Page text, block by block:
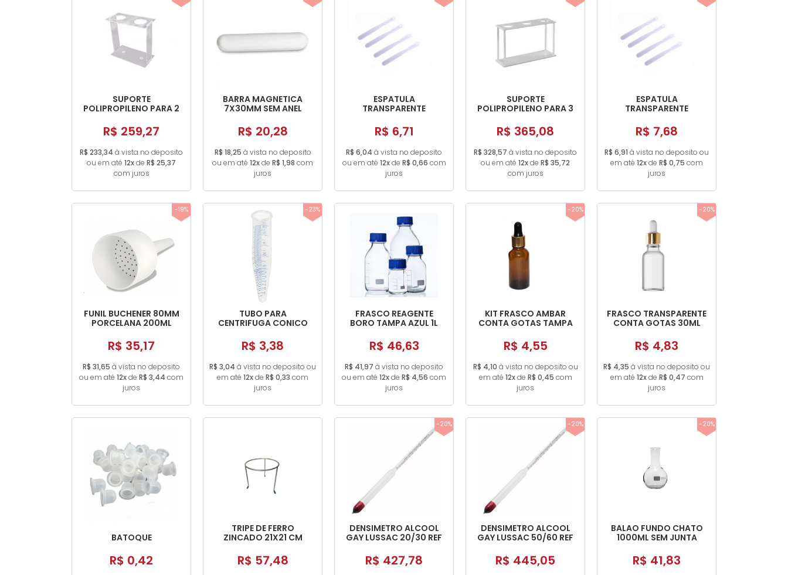
SUPORTE
POLIPROPILENO PARA 2
R$ 259,27
R$ 233,34 à vista no deposito
ou em até 12xde R$ 25,37
com juros
BARRA MAGNETICA
7X30MM SEM ANEL
R$ 20,28
R$ 18,25 à vista no deposito
ou em até 12xde R$ 1,98 com
juros
ESPATULA
TRANSPARENTE
R$ 6,71
R$ 6,04 à vista no deposito
ou em até 12xde R$ 0,66 com
juros
SUPORTE
POLIPROPILENO PARA 3
R$ 365,08
R$ 328,57 à vista no deposito
ou em até 12xde R$ 35,72
com juros
ESPATULA
TRANSPARENTE
R$ 7,68
R$ 6,91 à vista no deposito ou
em até 12xde R$ 0,75 com
juros
-19%
FUNIL BUCHENER 80MM
PORCELANA 200ML
R$ 35,17
R$ 31,65 à vista no deposito
ou em até 12xde R$ 3,44 com
juros
-23%
TUBO PARA
CENTRIFUGA CONICO
R$ 3,38
R$ 3,04 à vista no deposito ou
em até 12xde R$ 0,33 com
juros
FRASCO REAGENTE
BORO TAMPA AZUL 1L
R$ 46,63
R$ 41,97 à vista no deposito
ou em até 12xde R$ 4,56 com
juros
-20%
KIT FRASCO AMBAR
CONTA GOTAS TAMPA
18
R$ 4,55
R$ 4,10 à vista no deposito ou
em até 12xde R$ 0,45 com
juros
-20%
FRASCO TRANSPARENTE
CONTA GOTAS 30ML
R$ 4,83
R$ 4,35 à vista no deposito ou
em até 12xde R$ 0,47 com
juros
BATOQUE
R$ 0,42
TRIPE DE FERRO
ZINCADO 21X21 CM
R$ 57,48
-20%
DENSIMETRO ALCOOL
GAY LUSSAC 20/30 REF
R$ 427,78
-20%
DENSIMETRO ALCOOL
GAY LUSSAC 50/60 REF
R$ 445,05
-20%
BALAO FUNDO CHATO
1000ML SEM JUNTA
R$ 41,83